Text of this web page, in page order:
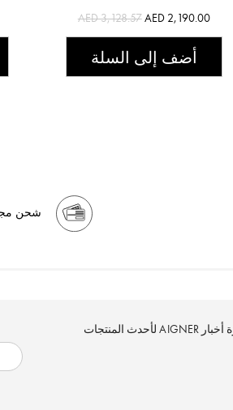
AED 3,128.57AED 2,190.00
أضف إلى السلة